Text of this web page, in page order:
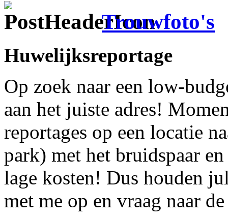
Trouwfoto's
Huwelijksreportage
Op zoek naar een low-
aan het juiste adres!
reportages op een locatie
park) met het bruidspaar
lage kosten! Dus houden
met me op en vraag naar